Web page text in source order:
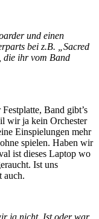
und einen
bei z.B. „Sacred
die ihr vom Band
Band gibt’s
wir ja kein Orchester
Einspielungen mehr
spielen. Haben wir
ist dieses Laptop wo
Ist uns
auch.
ja nicht. Ist oder war